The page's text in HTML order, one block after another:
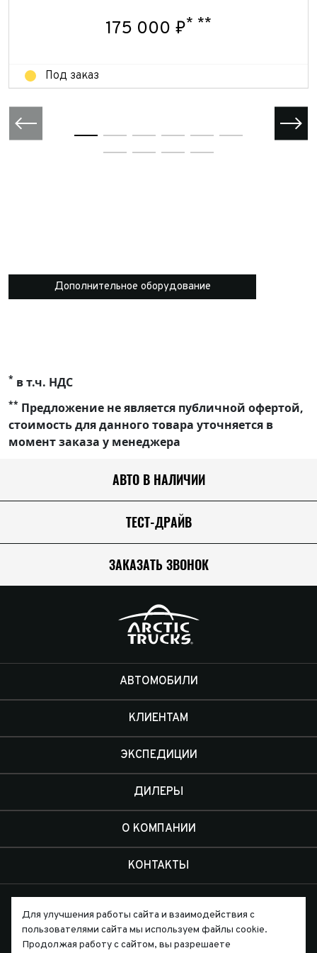
175 000 ₽* **
Под заказ
Дополнительное оборудование
* в т.ч. НДС
** Предложение не является публичной офертой,
стоимость для данного товара уточняется в
момент заказа у менеджера
АВТО В НАЛИЧИИ
ТЕСТ-ДРАЙВ
ЗАКАЗАТЬ ЗВОНОК
АВТОМОБИЛИ
КЛИЕНТАМ
ЭКСПЕДИЦИИ
ДИЛЕРЫ
О КОМПАНИИ
КОНТАКТЫ
Отправить
Для улучшения работы сайта и взаимодействия с
пользователями сайта мы используем файлы cookie.
Продолжая работу с сайтом, вы разрешаете